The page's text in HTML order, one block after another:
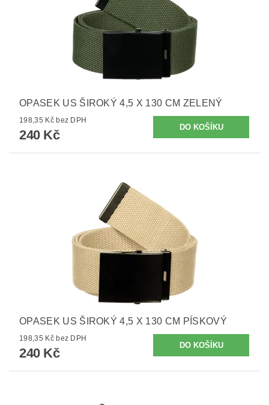
OPASEK US ŠIROKÝ 4,5 X 130 CM ZELENÝ
198,35 Kč bez DPH
240 Kč
OPASEK US ŠIROKÝ 4,5 X 130 CM PÍSKOVÝ
198,35 Kč bez DPH
240 Kč